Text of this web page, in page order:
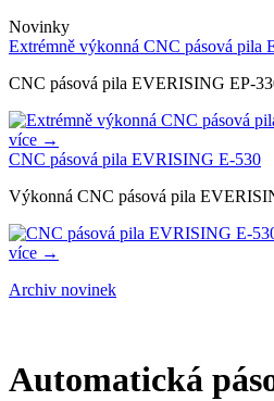
Novinky
Extrémně výkonná CNC pásová pila
CNC pásová pila EVERISING EP-
více →
CNC pásová pila EVRISING E-530
Výkonná CNC pásová pila
více →
Archiv novinek
Automatická